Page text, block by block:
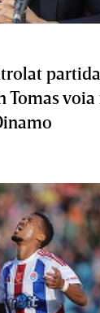
Tomas